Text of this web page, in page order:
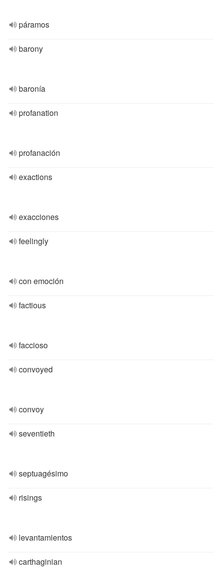
páramos
barony
baronía
profanation
profanación
exactions
exacciones
feelingly
con emoción
factious
faccioso
convoyed
convoy
seventieth
septuagésimo
risings
levantamientos
carthaginian